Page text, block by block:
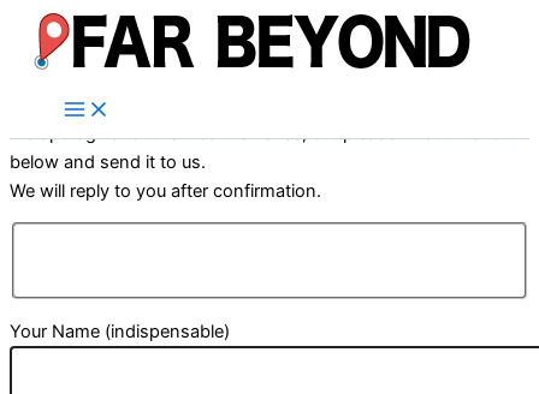
キ
ッ
プ
below and send it to us.
We will reply to you after confirmation.
Your Name (indispensable)